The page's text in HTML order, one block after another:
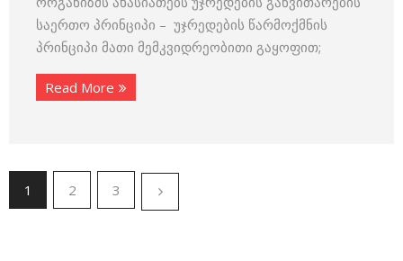
საერთო პრინციპი – უჯრედების წარმოქმნის
პრინციპი მათი მემკვიდრეობითი გაყოფით;
Read More
1 2 3